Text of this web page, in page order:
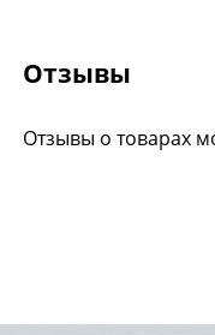
Отзывы
Отзывы о товарах